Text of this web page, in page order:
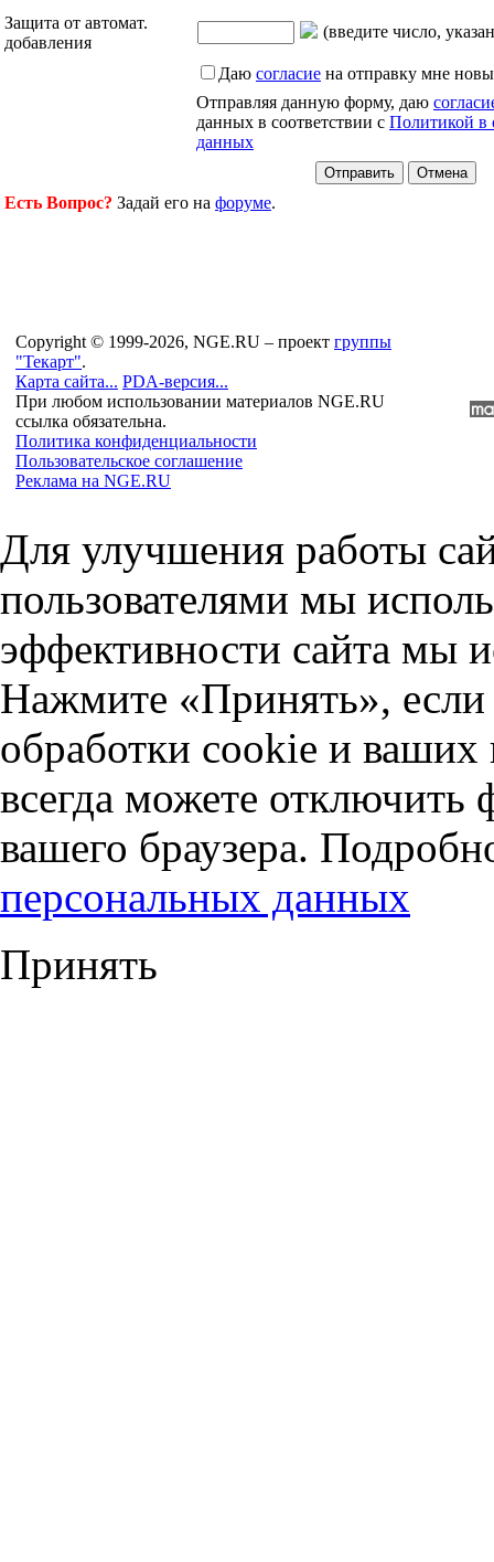
Защита от автомат.
добавления
(введите число,
Даю согласие на отправку мне
Отправляя данную форму, даю
данных в соответствии с Политикой в
данных
Есть Вопрос? Задай его на форуме.
Copyright © 1999-2026, NGE.RU – проект группы
"Текарт".
Карта сайта... PDA-версия...
При любом использовании материалов NGE.RU
ссылка обязательна.
Политика конфиденциальности
Пользовательское соглашение
Реклама на NGE.RU
Для улучшения работы
пользователями мы
эффективности сайта мы
Нажмите «Принять», если
обработки cookie и
всегда можете отключить
вашего браузера.
персональных данных
Принять